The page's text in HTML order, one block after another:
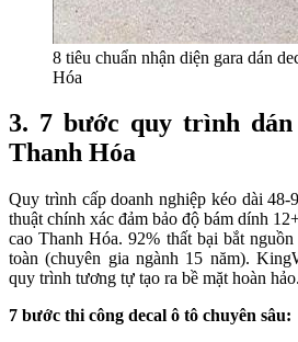
8 tiêu chuẩn nhận diện gara dán
Hóa
3. 7 bước quy trình
Thanh Hóa
Quy trình cấp doanh nghiệp kéo dài
thuật chính xác đảm bảo độ bám dính
cao Thanh Hóa. 92% thất bại bắt
toàn (chuyên gia ngành 15 năm).
quy trình tương tự tạo ra bề mặt hoàn hảo.​
7 bước thi công decal ô tô chuyên sâu: